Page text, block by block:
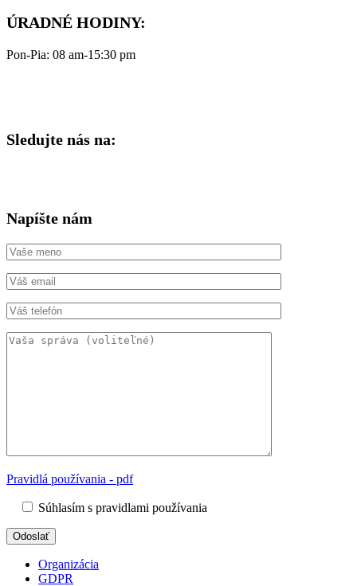
ÚRADNÉ HODINY:
Pon-Pia: 08 am-15:30 pm
Sledujte nás na:
Napíšte nám
Pravidlá používania - pdf
Súhlasím s pravidlami používania
Organizácia
GDPR